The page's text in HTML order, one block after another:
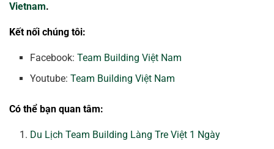
Vietnam.
Kết nối chúng tôi:
Facebook:Team Building Việt Nam
Youtube:Team Building Việt Nam
Có thể bạn quan tâm:
Du Lịch Team Building Làng Tre Việt 1 Ngày